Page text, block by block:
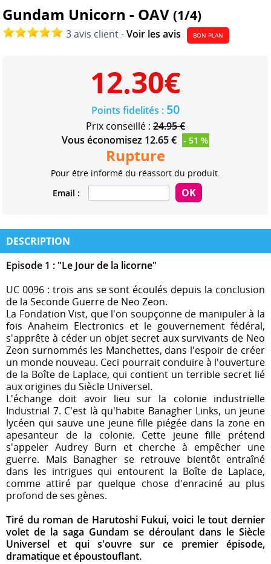
Gundam Unicorn - OAV(1/4)
3 avis client -Voir les avis BON PLAN
12.30€
Points fidelités : 50
Prix conseillé : 24.95 €
Vous économisez 12.65 € - 51 %
Rupture
Pour être informé du réassort du produit.
Email :
DESCRIPTION
Episode 1 : "Le Jour de la licorne"
UC 0096 : trois ans se sont écoulés depuis la conclusion
de la Seconde Guerre de Neo Zeon.
La Fondation Vist, que l'on soupçonne de manipuler à la
fois Anaheim Electronics et le gouvernement fédéral,
s'apprête à céder un objet secret aux survivants de Neo
Zeon surnommés les Manchettes, dans l'espoir de créer
un monde nouveau. Ceci pourrait conduire à l'ouverture
de la Boîte de Laplace, qui contient un terrible secret lié
aux origines du Siècle Universel.
L'échange doit avoir lieu sur la colonie industrielle
Industrial 7. C'est là qu'habite Banagher Links, un jeune
lycéen qui sauve une jeune fille piégée dans la zone en
apesanteur de la colonie. Cette jeune fille prétend
s'appeler Audrey Burn et cherche à empêcher une
guerre. Mais Banagher se retrouve bientôt entraîné
dans les intrigues qui entourent la Boîte de Laplace,
comme attiré par quelque chose d'enraciné au plus
profond de ses gènes.
Tiré du roman de Harutoshi Fukui, voici le tout dernier
volet de la saga Gundam se déroulant dans le Siècle
Universel et qui s'ouvre sur ce premier épisode,
dramatique et époustouflant.